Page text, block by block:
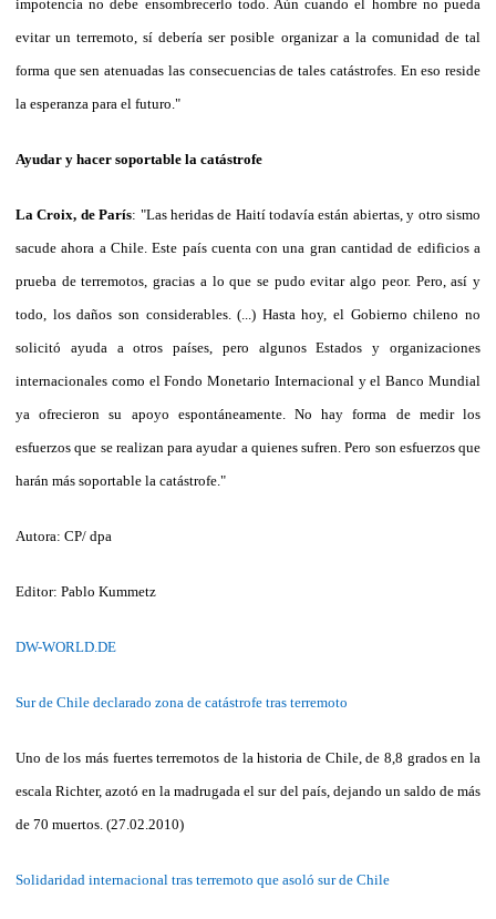
impotencia no debe ensombrecerlo todo. Aún cuando el hombre no pueda
evitar un terremoto, sí debería ser posible organizar a la comunidad de tal
forma que sen atenuadas las consecuencias de tales catástrofes. En eso reside
la esperanza para el futuro."
Ayudar y hacer soportable la catástrofe
La Croix, de París: "Las heridas de Haití todavía están abiertas, y otro sismo
sacude ahora a Chile. Este país cuenta con una gran cantidad de edificios a
prueba de terremotos, gracias a lo que se pudo evitar algo peor. Pero, así y
todo, los daños son considerables. (...) Hasta hoy, el Gobierno chileno no
solicitó ayuda a otros países, pero algunos Estados y organizaciones
internacionales como el Fondo Monetario Internacional y el Banco Mundial
ya ofrecieron su apoyo espontáneamente. No hay forma de medir los
esfuerzos que se realizan para ayudar a quienes sufren. Pero son esfuerzos que
harán más soportable la catástrofe."
Autora: CP/ dpa
Editor: Pablo Kummetz
DW-WORLD.DE
Sur de Chile declarado zona de catástrofe tras terremoto
Uno de los más fuertes terremotos de la historia de Chile, de 8,8 grados en la
escala Richter, azotó en la madrugada el sur del país, dejando un saldo de más
de 70 muertos. (27.02.2010)
Solidaridad internacional tras terremoto que asoló sur de Chile